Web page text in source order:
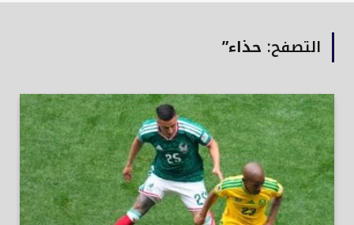
التصفح: حذاء”